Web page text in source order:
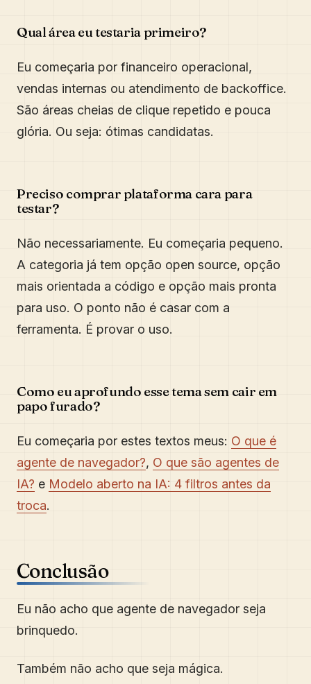
Qual área eu testaria primeiro?
Eu começaria por financeiro operacional,
vendas internas ou atendimento de backoffice.
São áreas cheias de clique repetido e pouca
glória. Ou seja: ótimas candidatas.
Preciso comprar plataforma cara para
testar?
Não necessariamente. Eu começaria pequeno.
A categoria já tem opção open source, opção
mais orientada a código e opção mais pronta
para uso. O ponto não é casar com a
ferramenta. É provar o uso.
Como eu aprofundo esse tema sem cair em
papo furado?
Eu começaria por estes textos meus: O que é
agente de navegador?, O que são agentes de
IA? e Modelo aberto na IA: 4 filtros antes da
troca.
Conclusão
Eu não acho que agente de navegador seja
brinquedo.
Também não acho que seja mágica.